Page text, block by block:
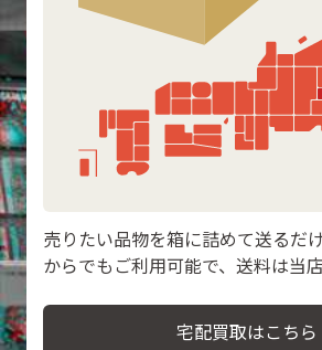
売りたい品物を箱に詰めて送るだ
からでもご利用可能で、送料は当店
宅配買取はこちら